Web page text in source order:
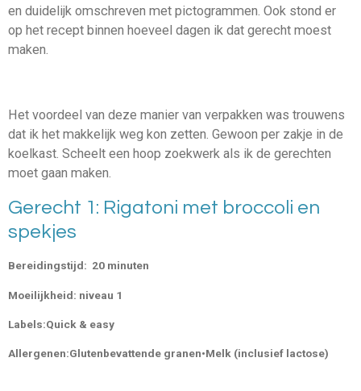
en duidelijk omschreven met pictogrammen. Ook stond er
op het recept binnen hoeveel dagen ik dat gerecht moest
maken.
Het voordeel van deze manier van verpakken was trouwens
dat ik het makkelijk weg kon zetten. Gewoon per zakje in de
koelkast. Scheelt een hoop zoekwerk als ik de gerechten
moet gaan maken.
Gerecht 1: Rigatoni met broccoli en
spekjes
Bereidingstijd: 20 minuten
Moeilijkheid: niveau 1
Labels:Quick & easy
Allergenen:Glutenbevattende granen•Melk (inclusief lactose)